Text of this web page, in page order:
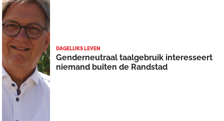
DAGELIJKS LEVEN
Genderneutraal taalgebruik interesseert
niemand buiten de Randstad